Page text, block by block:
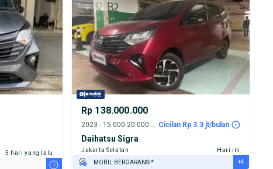
5 hari yang lalu
i
Rp 138.000.000
2023 - 15.000-20.000 km Cicilan Rp 3.3 jt/bulan
Daihatsu Sigra
Jakarta Selatan
Hari ini
MOBIL BERGARANSI*
+4